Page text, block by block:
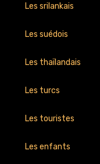
Les srilankais
Les suédois
Les thaïlandais
Les turcs
Les touristes
Les enfants